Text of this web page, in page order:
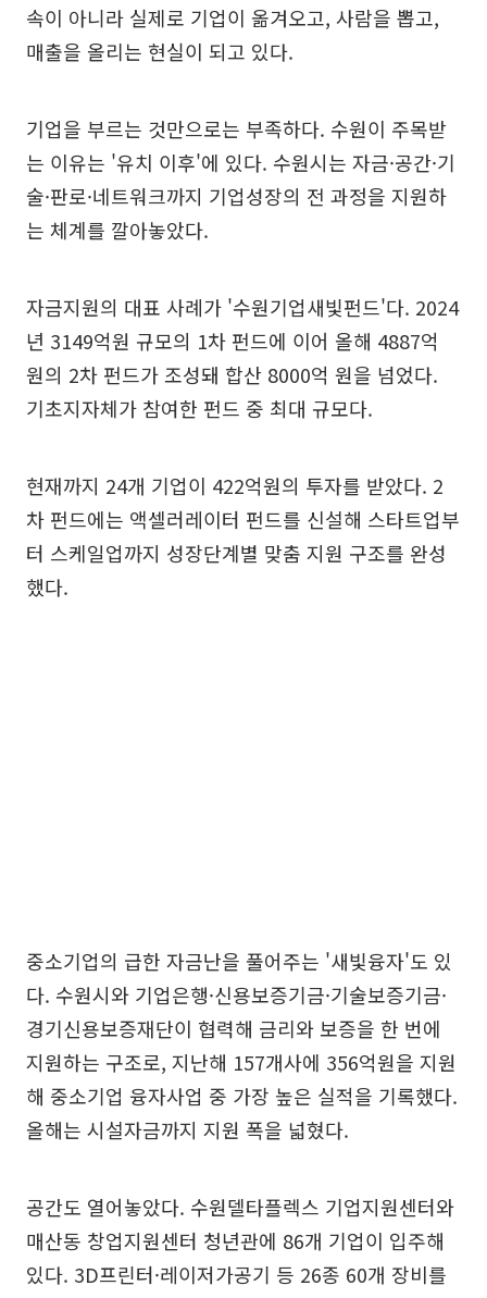
속이 아니라 실제로 기업이 옮겨오고, 사람을 뽑고,
매출을 올리는 현실이 되고 있다.
기업을 부르는 것만으로는 부족하다. 수원이 주목받
는 이유는 '유치 이후'에 있다. 수원시는 자금·공간·기
술·판로·네트워크까지 기업성장의 전 과정을 지원하
는 체계를 깔아놓았다.
자금지원의 대표 사례가 '수원기업새빛펀드'다. 2024
년 3149억원 규모의 1차 펀드에 이어 올해 4887억
원의 2차 펀드가 조성돼 합산 8000억 원을 넘었다.
기초지자체가 참여한 펀드 중 최대 규모다.
현재까지 24개 기업이 422억원의 투자를 받았다. 2
차 펀드에는 액셀러레이터 펀드를 신설해 스타트업부
터 스케일업까지 성장단계별 맞춤 지원 구조를 완성
했다.
중소기업의 급한 자금난을 풀어주는 '새빛융자'도 있
다. 수원시와 기업은행·신용보증기금·기술보증기금·
경기신용보증재단이 협력해 금리와 보증을 한 번에
지원하는 구조로, 지난해 157개사에 356억원을 지원
해 중소기업 융자사업 중 가장 높은 실적을 기록했다.
올해는 시설자금까지 지원 폭을 넓혔다.
공간도 열어놓았다. 수원델타플렉스 기업지원센터와
매산동 창업지원센터 청년관에 86개 기업이 입주해
있다. 3D프린터·레이저가공기 등 26종 60개 장비를